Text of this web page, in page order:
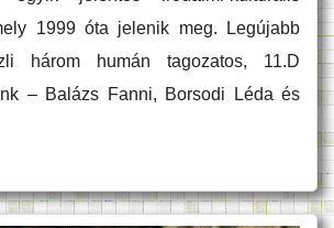
1999 óta jelenik meg. Legújabb
három humán tagozatos, 11.D
– Balázs Fanni, Borsodi Léda és